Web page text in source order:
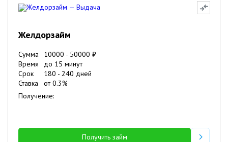
Желдорзайм
Сумма 10000 - 50000 ₽
Время
до 15 минут
Срок
180 - 240 дней
Ставка
от0.3%
Получение:
Получить займ